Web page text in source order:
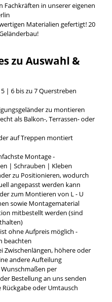
Fachkräften in unserer eigenen
Materialien gefertigt! 20
zu Auswahl &
| 6 bis zu 7 Querstreben
zu montieren
als Balkon-, Terrassen- oder
auf Treppen montiert
Montage -
| Schrauben | Kleben
zu Positionieren, wodurch
angepasst werden kann
zum Montieren von L - U
sowie Montagematerial
mitbestellt werden (sind
ohne Aufpreis möglich -
beachten
Zwischenlängen, höhere oder
andere Aufteilung
per
Bestellung an uns senden
oder Umtausch